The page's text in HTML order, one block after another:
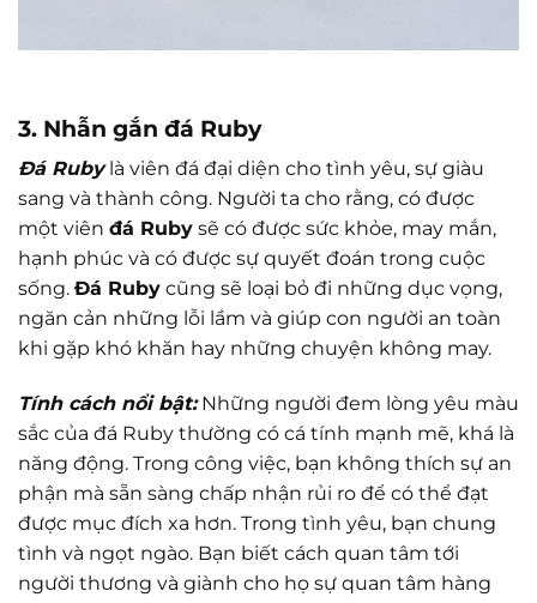
3. Nhẫn gắn đá Ruby
Đá Rubylà viên đá đại diện cho tình yêu, sự giàu
sang và thành công. Người ta cho rằng, có được
một viên đá Ruby sẽ có được sức khỏe, may mắn,
hạnh phúc và có được sự quyết đoán trong cuộc
sống. Đá Ruby cũng sẽ loại bỏ đi những dục vọng,
ngăn cản những lỗi lầm và giúp con người an toàn
khi gặp khó khăn hay những chuyện không may.
Tính cách nổi bật:Những người đem lòng yêu màu
sắc của đá Ruby thường có cá tính mạnh mẽ, khá là
năng động. Trong công việc, bạn không thích sự an
phận mà sẵn sàng chấp nhận rủi ro để có thể đạt
được mục đích xa hơn. Trong tình yêu, bạn chung
tình và ngọt ngào. Bạn biết cách quan tâm tới
người thương và giành cho họ sự quan tâm hàng